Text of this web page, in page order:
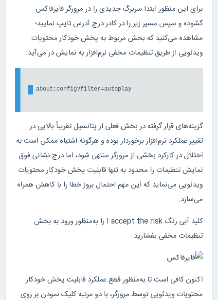
برای این منظور ابتدا سربرگ جدیدی را در مرورگر فایرفاکس
گشوده و سپس مسیر زیر را در کادر درج آدرس تایپ نمایید؛
مشاهده می‌کنید که بخش مربوط به پخش خودکار محتویات
ویدئویی از طریق تنظیمات مخفی نرم‌افزار به نمایش در می‌آید:
about:config?filter=autoplay
گزینه‌‎های قرار گرفته در بخش فعلی از پتانسیل تقریباً بالایی در
تغییر عملکرد نرم‌افزار برخوردار بوده و هرگونه اشتباه ممکن است به
اختلال در کارکرد بخشی از مرورگر منتهی شود، اما درج نشانی فوق
نمایش تنظیمات را محدود به تنها قابلیت پخش خودکار محتویات
ویدئویی می‌نماید که این مهم احتمال بروز خطا را با کاهش همراه
می‌سازد.
کلید آبی رنگ I accept the risk را به‌منظور ورود به بخش
تنظیمات مخفی بفشارید.
اکنون کافی است تا به‌منظور قطع عملکرد قابلیت پخش خودکار
محتویات ویدئویی توسط مرورگر، با دو مرتبه کلیک نمودن بر روی